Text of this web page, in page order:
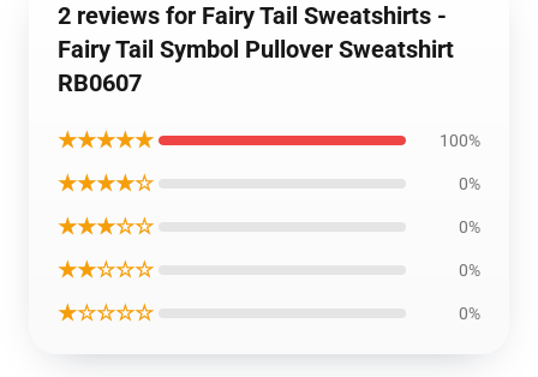
2 reviews for Fairy Tail Sweatshirts -
Fairy Tail Symbol Pullover Sweatshirt
RB0607
★★★★★ 100%
★★★★☆ 0%
★★★☆☆ 0%
★★☆☆☆ 0%
★☆☆☆☆ 0%